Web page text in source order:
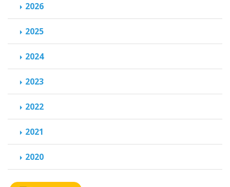
2026
2025
2024
2023
2022
2021
2020